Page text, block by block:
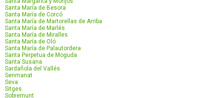
Santa María de Besora
Santa María de Corcó
Santa María de Martorellas de Arriba
Santa María de Marlés
Santa María de Miralles
Santa María de Oló
Santa María de Palautordera
Santa Perpetua de Moguda
Santa Susana
Sardañola del Vallés
Senmanat
Seva
Sitges
Sobremunt